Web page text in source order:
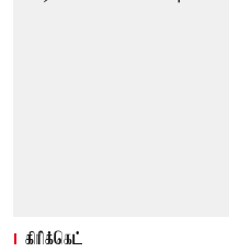
கிரிக்கெட்